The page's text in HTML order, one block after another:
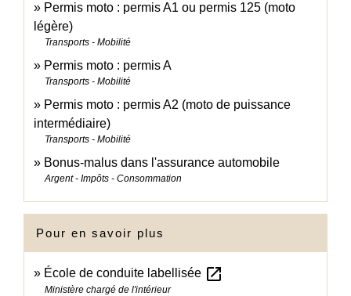
Permis moto : permis A1 ou permis 125 (moto
légère)
Transports - Mobilité
Permis moto : permis A
Transports - Mobilité
Permis moto : permis A2 (moto de puissance
intermédiaire)
Transports - Mobilité
Bonus-malus dans l'assurance automobile
Argent - Impôts - Consommation
Pour en savoir plus
École de conduite labellisée open_in_new
Ministère chargé de l'intérieur